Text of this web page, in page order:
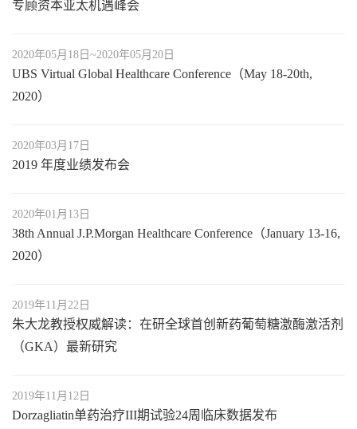
专顾资本亚太机遇峰会
2020年05月18日~2020年05月20日
UBS Virtual Global Healthcare Conference（May 18-20th,
2020）
2020年03月17日
2019 年度业绩发布会
2020年01月13日
38th Annual J.P.Morgan Healthcare Conference（January 13-16,
2020）
2019年11月22日
朱大龙教授权威解读：在研全球首创新药葡萄糖激酶激活剂
（GKA）最新研究
2019年11月12日
Dorzagliatin单药治疗III期试验24周临床数据发布